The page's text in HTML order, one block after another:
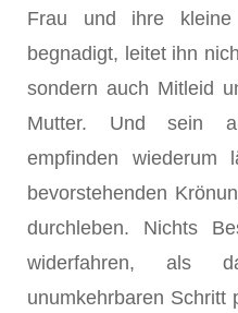
Frau und ihre kleine
begnadigt, leitet ihn
sondern auch Mitleid
Mutter. Und sein
empfinden wiederum
bevorstehenden
durchleben. Nichts
widerfahren, als
unumkehrbaren Schritt